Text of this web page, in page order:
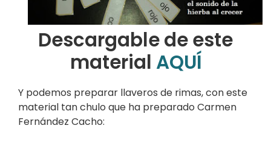
Descargable de este
material AQUÍ
Y podemos preparar llaveros de rimas, con este
material tan chulo que ha preparado Carmen
Fernández Cacho: